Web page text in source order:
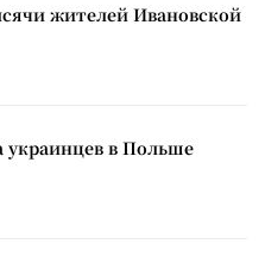
жителей Ивановской
украинцев в Польше